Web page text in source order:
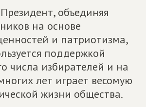
объединяя
на основе
и патриотизма,
поддержкой
числа избирателей и на
лет играет весомую
жизни общества.